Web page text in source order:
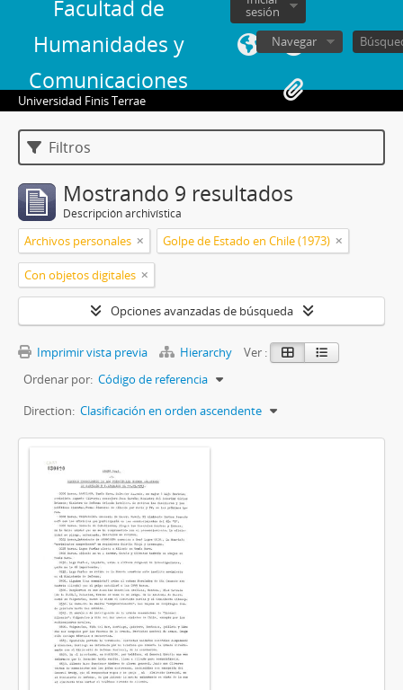
Facultad de
Humanidades y
Comunicaciones
sesión
Navegar
Universidad Finis Terrae
Filtros
Mostrando 9 resultados
Descripción archivística
Archivos personales Golpe de Estado en Chile (1973)
Con objetos digitales
Opciones avanzadas de búsqueda
Imprimir vista previa Hierarchy
Ver :
Ordenar por: Código de referencia
Direction: Clasificación en orden ascendente